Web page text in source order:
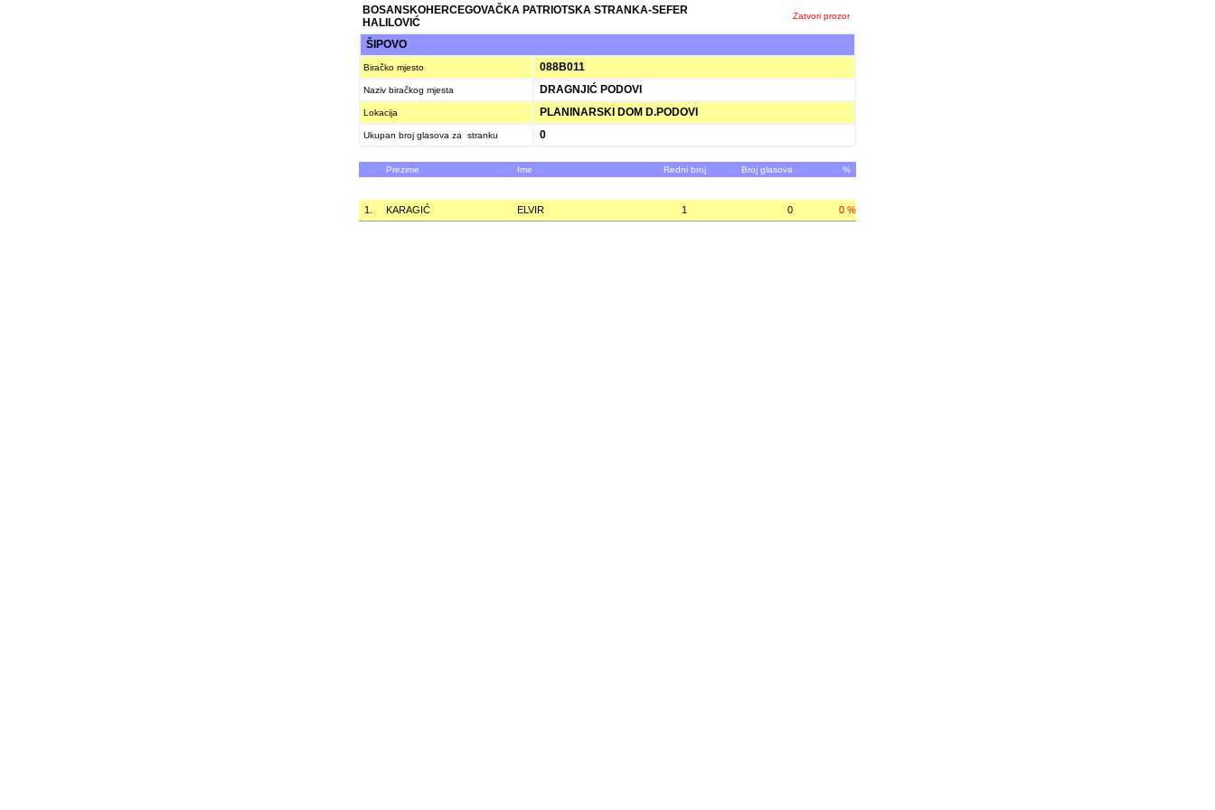
BOSANSKOHERCEGOVAČKA PATRIOTSKA STRANKA-SEFER
HALILOVIĆ
Zatvori prozor
ŠIPOVO
Biračko mjesto 088B011
Naziv biračkog mjesta DRAGNJIĆ PODOVI
Lokacija PLANINARSKI DOM D.PODOVI
Ukupan broj glasova za stranku 0
Prezime Ime Redni broj Broj glasova %
1. KARAGIĆ ELVIR 1 0 0 %